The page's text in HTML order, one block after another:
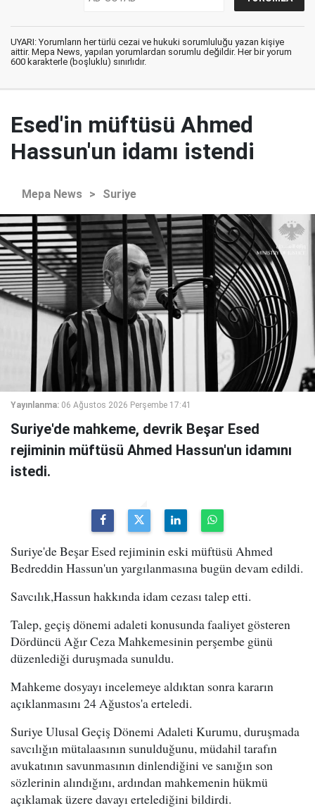
UYARI: Yorumların her türlü cezai ve hukuki sorumluluğu yazan kişiye
aittir. Mepa News, yapılan yorumlardan sorumlu değildir. Her bir yorum
600 karakterle (boşluklu) sınırlıdır.
Esed'in müftüsü Ahmed
Hassun'un idamı istendi
Mepa News > Suriye
Yayınlanma: 06 Ağustos 2026 Perşembe 17:41
Suriye'de mahkeme, devrik Beşar Esed
rejiminin müftüsü Ahmed Hassun'un idamını
istedi.
Suriye'de Beşar Esed rejiminin eski müftüsü Ahmed
Bedreddin Hassun'un yargılanmasına bugün devam edildi.
Savcılık,Hassun hakkında idam cezası talep etti.
Talep, geçiş dönemi adaleti konusunda faaliyet gösteren
Dördüncü Ağır Ceza Mahkemesinin perşembe günü
düzenlediği duruşmada sunuldu.
Mahkeme dosyayı incelemeye aldıktan sonra kararın
açıklanmasını 24 Ağustos'a erteledi.
Suriye Ulusal Geçiş Dönemi Adaleti Kurumu, duruşmada
savcılığın mütalaasının sunulduğunu, müdahil tarafın
avukatının savunmasının dinlendiğini ve sanığın son
sözlerinin alındığını, ardından mahkemenin hükmü
açıklamak üzere davayı ertelediğini bildirdi.